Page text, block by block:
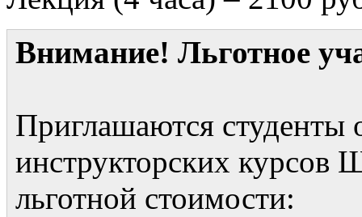
Внимание! Льготное
Приглашаются студенты
инструкторских
льготной стоимости: